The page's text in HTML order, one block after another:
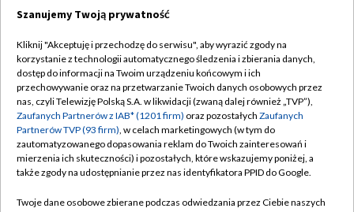
TVP
Abonament TVP
Sklep TVP
Biuro Reklamy
Oferta Handlowa
Regulamin TVP
Polityka prywatności
Moje zgody
Biuro reklamy
Szanujemy Twoją prywatność
Kliknij "Akceptuję i przechodzę do serwisu", aby wyrazić zgody na
korzystanie z technologii automatycznego śledzenia i zbierania danych,
dostęp do informacji na Twoim urządzeniu końcowym i ich
przechowywanie oraz na przetwarzanie Twoich danych osobowych przez
nas, czyli Telewizję Polską S.A. w likwidacji (zwaną dalej również „TVP”),
Zaufanych Partnerów z IAB* (1201 firm) oraz pozostałych Zaufanych
Partnerów TVP (93 firm), w celach marketingowych (w tym do
zautomatyzowanego dopasowania reklam do Twoich zainteresowań i
mierzenia ich skuteczności) i pozostałych, które wskazujemy poniżej, a
także zgody na udostępnianie przez nas identyfikatora PPID do Google.
Twoje dane osobowe zbierane podczas odwiedzania przez Ciebie naszych